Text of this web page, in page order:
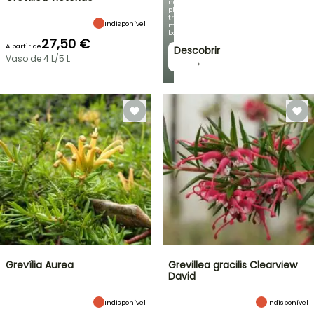
plantas
trepadeiras
mais
bonitas!
Descobrir
→
Indisponível
A partir de27,50 €
Vaso de 4 L/5 L
Grevília Aurea
Indisponível
Grevillea gracilis Clearview
David
Indisponível